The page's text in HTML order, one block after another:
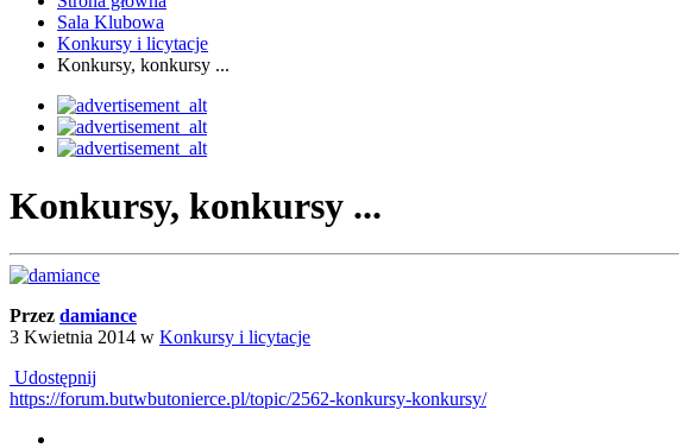
Sala Klubowa
Konkursy i licytacje
Konkursy, konkursy ...
Konkursy, konkursy ...
Przez damiance
3 Kwietnia 2014 w Konkursy i licytacje
Udostępnij
https://forum.butwbutonierce.pl/topic/2562-konkursy-konkursy/